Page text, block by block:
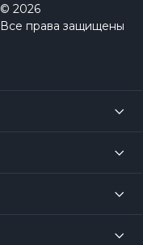
© 2026
Все права защищены